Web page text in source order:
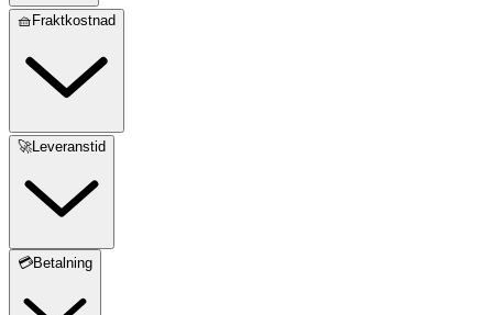
🧺Fraktkostnad
🚀Leveranstid
💳Betalning